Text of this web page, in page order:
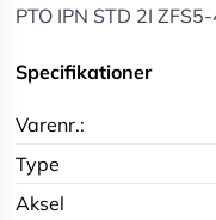
PTO IPN STD 2I
Specifikationer
Varenr.:
Type
Aksel